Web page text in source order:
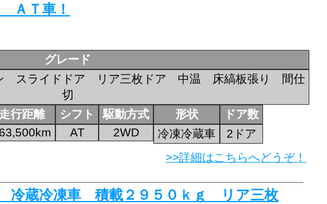
Ｔ車！
グレード
スライドドア リア三枚ドア 中温 床縞板張り 間仕
切
走行距離
シフト
AT
駆動方式
2WD
形状
冷凍冷蔵車
ドア数
2ドア
>>詳細はこちらへどうぞ！
蔵冷凍車 積載２９５０ｋｇ リア三枚